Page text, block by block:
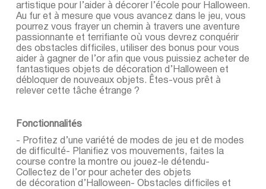
artistique pour l’aider à décorer l’école pour Halloween.
Au fur et à mesure que vous avancez dans le jeu, vous
pourrez vous frayer un chemin à travers une aventure
passionnante et terrifiante où vous devrez conquérir
des obstacles difficiles, utiliser des bonus pour vous
aider à gagner de l’or afin que vous puissiez acheter de
fantastiques objets de décoration d’Halloween et
débloquer de nouveaux objets. Êtes-vous prêt à
relever cette tâche étrange ?
Fonctionnalités
- Profitez d’une variété de modes de jeu et de modes
de difficulté- Planifiez vos mouvements, faites la
course contre la montre ou jouez-le détendu-
Collectez de l’or pour acheter des objets
de décoration d’Halloween- Obstacles difficiles et